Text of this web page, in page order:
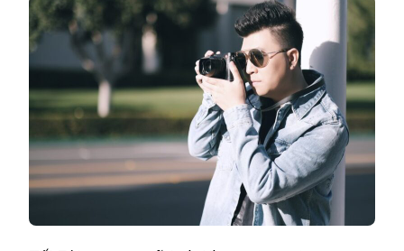
TUNG
TEASER
SẢN
PHẨM
MỚI
VỚI
GIAI
ĐIỆU
VÀ
“NGỌT